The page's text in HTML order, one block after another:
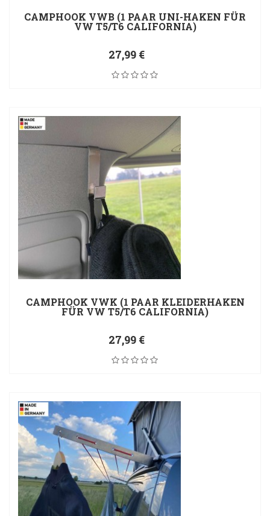
CAMPHOOK VWB (1 PAAR UNI-HAKEN FÜR
VW T5/T6 CALIFORNIA)
27,99 €
CAMPHOOK VWK (1 PAAR KLEIDERHAKEN
FÜR VW T5/T6 CALIFORNIA)
27,99 €